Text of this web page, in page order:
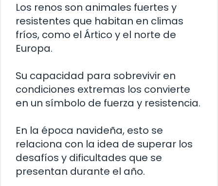
Los renos son animales fuertes y
resistentes que habitan en climas
fríos, como el Ártico y el norte de
Europa.
Su capacidad para sobrevivir en
condiciones extremas los convierte
en un símbolo de fuerza y resistencia.
En la época navideña, esto se
relaciona con la idea de superar los
desafíos y dificultades que se
presentan durante el año.